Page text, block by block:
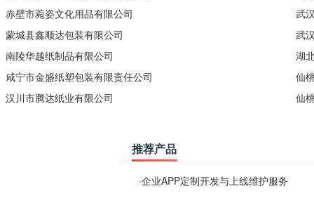
赤壁市菀姿文化用品有限公司
蒙城县鑫顺达包装有限公司
南陵华越纸制品有限公司
咸宁市金盛纸塑包装有限责任公司
汉川市腾达纸业有限公司
武
武
湖
仙
仙
推荐产品
·企业APP定制开发与上线维护服务